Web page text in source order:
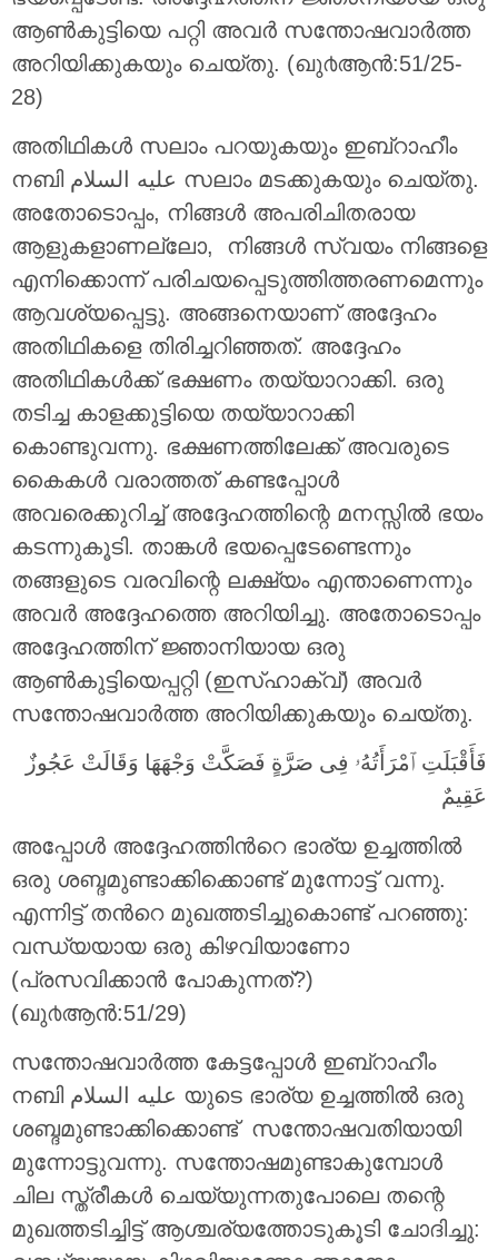
ആണ്‍കുട്ടിയെ പറ്റി അവര്‍ സന്തോഷവാര്‍ത്ത
അറിയിക്കുകയും ചെയ്തു. (ഖു൪ആന്‍:51/25-
28)
അതിഥികൾ സലാം പറയുകയും ഇബ്‌റാഹീം
നബി عليه السلام സലാം മടക്കുകയും ചെയ്തു.
അതോടൊപ്പം, നിങ്ങള്‍ അപരിചിതരായ
ആളുകളാണല്ലോ, നിങ്ങള്‍ സ്വയം നിങ്ങളെ
എനിക്കൊന്ന് പരിചയപ്പെടുത്തിത്തരണമെന്നും
ആവശ്യപ്പെട്ടു. അങ്ങനെയാണ് അദ്ദേഹം
അതിഥികളെ തിരിച്ചറിഞ്ഞത്. അദ്ദേഹം
അതിഥികൾക്ക് ഭക്ഷണം തയ്യാറാക്കി. ഒരു
തടിച്ച കാളക്കുട്ടിയെ തയ്യാറാക്കി
കൊണ്ടുവന്നു. ഭക്ഷണത്തിലേക്ക് അവരുടെ
കൈകള്‍ വരാത്തത് കണ്ടപ്പോള്‍
അവരെക്കുറിച്ച് അദ്ദേഹത്തിന്റെ മനസ്സില്‍ ഭയം
കടന്നുകൂടി. താങ്കള്‍ ഭയപ്പെടേണ്ടെന്നും
തങ്ങളുടെ വരവിന്റെ ലക്ഷ്യം എന്താണെന്നും
അവര്‍ അദ്ദേഹത്തെ അറിയിച്ചു. അതോടൊപ്പം
അദ്ദേഹത്തിന് ജ്ഞാനിയായ ഒരു
ആണ്‍കുട്ടിയെപ്പറ്റി (ഇസ്ഹാക്വ്‌) അവര്‍
സന്തോഷവാര്‍ത്ത അറിയിക്കുകയും ചെയ്തു.
فَأَقْبَلَتِ ٱمْرَأَتُهُۥ فِى صَرَّةٍ فَصَكَّتْ وَجْهَهَا وَقَالَتْ عَجُوزٌ
عَقِيمٌ
അപ്പോള്‍ അദ്ദേഹത്തിന്‍റെ ഭാര്യ ഉച്ചത്തില്‍
ഒരു ശബ്ദമുണ്ടാക്കിക്കൊണ്ട് മുന്നോട്ട് വന്നു.
എന്നിട്ട് തന്‍റെ മുഖത്തടിച്ചുകൊണ്ട് പറഞ്ഞു:
വന്ധ്യയായ ഒരു കിഴവിയാണോ
(പ്രസവിക്കാന്‍ പോകുന്നത്‌?)
(ഖു൪ആന്‍:51/29)
സന്തോഷവാര്‍ത്ത കേട്ടപ്പോള്‍ ഇബ്‌റാഹീം
നബി عليه السلام യുടെ ഭാര്യ ഉച്ചത്തില്‍ ഒരു
ശബ്ദമുണ്ടാക്കിക്കൊണ്ട് സന്തോഷവതിയായി
മുന്നോട്ടുവന്നു. സന്തോഷമുണ്ടാകുമ്പോള്‍
ചില സ്ത്രീകള്‍ ചെയ്യുന്നതുപോലെ തന്റെ
മുഖത്തടിച്ചിട്ട് ആശ്ചര്യത്തോടുകൂടി ചോദിച്ചു: